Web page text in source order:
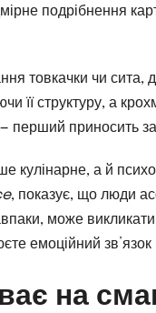
подрібнення
товкачки чи
її структуру, а
перший приносить
кулінарне, а й
, показує, що люди
може
емоційний зв’язок
на